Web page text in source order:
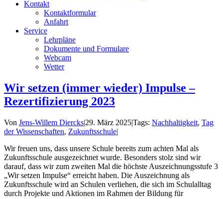
Kontakt
Kontaktformular
Anfahrt
Service
Lehrpläne
Dokumente und Formulare
Webcam
Wetter
Wir setzen (immer wieder) Impulse –
Rezertifizierung 2023
Von Jens-Willem Diercks|29. März 2025|Tags: Nachhaltigkeit, Tag
der Wissenschaften, Zukunftsschule|
Wir freuen uns, dass unsere Schule bereits zum achten Mal als
Zukunftsschule ausgezeichnet wurde. Besonders stolz sind wir
darauf, dass wir zum zweiten Mal die höchste Auszeichnungsstufe 3
„Wir setzen Impulse“ erreicht haben. Die Auszeichnung als
Zukunftsschule wird an Schulen verliehen, die sich im Schulalltag
durch Projekte und Aktionen im Rahmen der Bildung für